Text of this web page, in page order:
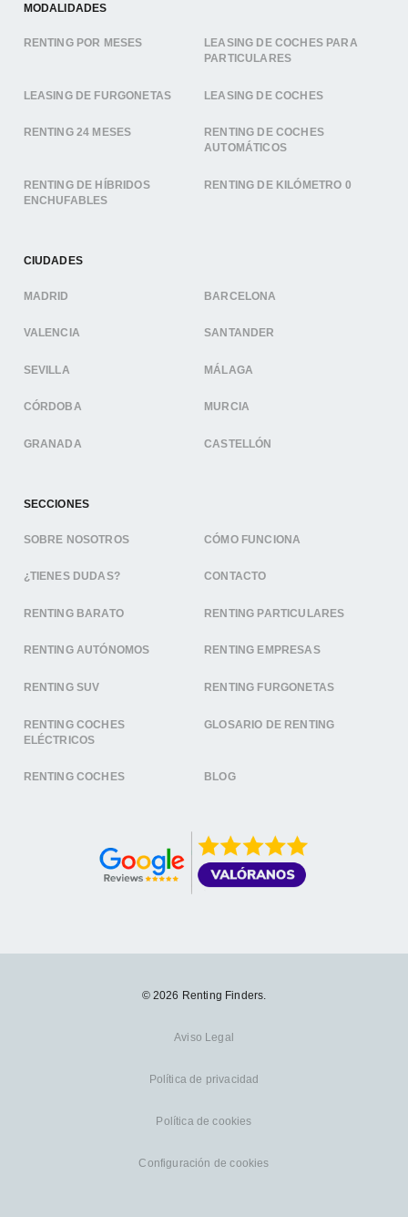
MODALIDADES
RENTING POR MESES
LEASING DE COCHES PARA
PARTICULARES
LEASING DE FURGONETAS LEASING DE COCHES
RENTING 24 MESES
RENTING DE COCHES
AUTOMÁTICOS
RENTING DE HÍBRIDOS
ENCHUFABLES
RENTING DE KILÓMETRO 0
CIUDADES
MADRID BARCELONA
VALENCIA SANTANDER
SEVILLA MÁLAGA
CÓRDOBA MURCIA
GRANADA CASTELLÓN
SECCIONES
SOBRE NOSOTROS CÓMO FUNCIONA
¿TIENES DUDAS? CONTACTO
RENTING BARATO RENTING PARTICULARES
RENTING AUTÓNOMOS RENTING EMPRESAS
RENTING SUV RENTING FURGONETAS
RENTING COCHES
ELÉCTRICOS
GLOSARIO DE RENTING
RENTING COCHES BLOG
© 2026 Renting Finders.
Aviso Legal
Política de privacidad
Política de cookies
Configuración de cookies